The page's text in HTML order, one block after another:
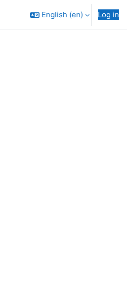
English ‎(en)‎ Log in